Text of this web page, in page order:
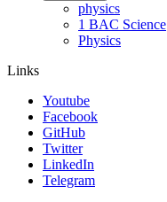
physics
1 BAC Science
Physics
Links
Youtube
Facebook
GitHub
Twitter
LinkedIn
Telegram